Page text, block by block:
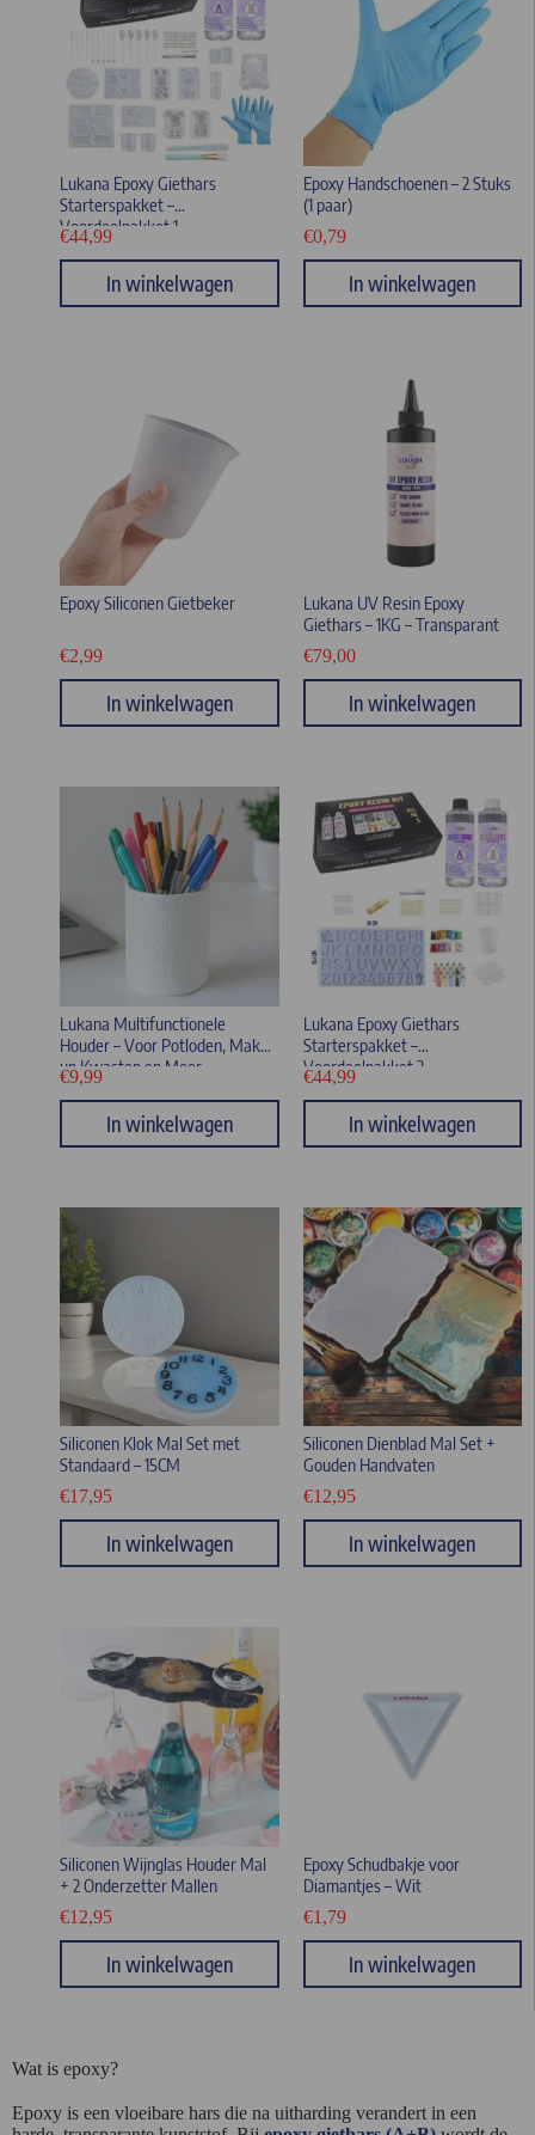
Lukana Epoxy Giethars
Starterspakket –
Voordeelpakket 1
€44,99
In winkelwagen
Epoxy Handschoenen – 2 Stuks
(1 paar)
€0,79
In winkelwagen
Epoxy Siliconen Gietbeker
€2,99
In winkelwagen
Lukana UV Resin Epoxy
Giethars – 1KG – Transparant
€79,00
In winkelwagen
Lukana Multifunctionele
Houder – Voor Potloden, Make-
up Kwasten en Meer –
Gemaakt van Duurzaam PLA
€9,99
In winkelwagen
Lukana Epoxy Giethars
Starterspakket –
Voordeelpakket 2
€44,99
In winkelwagen
Siliconen Klok Mal Set met
Standaard – 15CM
€17,95
In winkelwagen
Siliconen Dienblad Mal Set +
Gouden Handvaten
€12,95
In winkelwagen
Siliconen Wijnglas Houder Mal
+ 2 Onderzetter Mallen
€12,95
In winkelwagen
Epoxy Schudbakje voor
Diamantjes – Wit
€1,79
In winkelwagen
Wat is epoxy?
Epoxy is een vloeibare hars die na uitharding verandert in een